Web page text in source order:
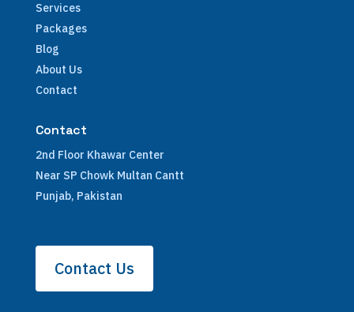
Services
Packages
Blog
About Us
Contact
Contact
2nd Floor Khawar Center
Near SP Chowk Multan Cantt
Punjab, Pakistan
Contact Us